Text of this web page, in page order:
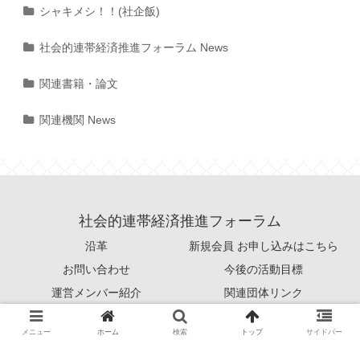
シャキメシ！！(社企飯)
社会的連帯経済推進フォーラム News
関連書籍・論文
関連機関 News
社会的連帯経済推進フォーラム
沿革
新規会員 お申し込みはこちら
お問い合わせ
今後の活動目標
運営メンバー紹介
関連団体リンク
© 2015 社会的連帯経済推進フォーラム.
メニュー ホーム 検索 トップ サイドバー